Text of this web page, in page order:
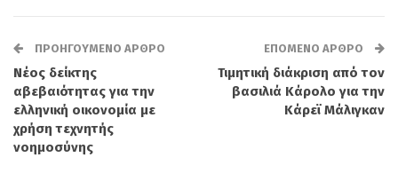
Ιουνίου 1948, η μονάδα του αναπτύχθηκε
στην περιοχή Μαλκία, με σκοπό να
αντικαταστήσει δύναμη της Παλμάχ.
Η κατάσταση άλλαξε δραματικά στις 5
ΠΡΟΗΓΟΎΜΕΝΟ ΆΡΘΡΟ
Νέος δείκτης
αβεβαιότητας για την
ελληνική οικονομία με
χρήση τεχνητής
νοημοσύνης
ΕΠΌΜΕΝΟ ΆΡΘΡΟ
Τιμητική διάκριση από τον
βασιλιά Κάρολο για την
Κάρεϊ Μάλιγκαν